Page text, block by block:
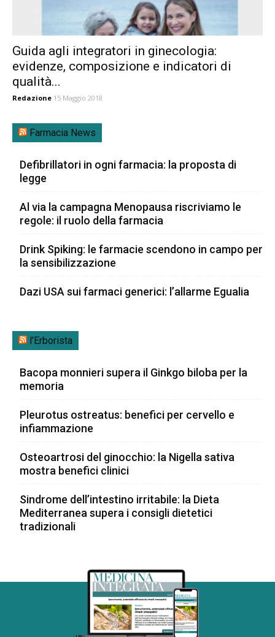
Guida agli integratori in ginecologia:
evidenze, composizione e indicatori di
qualità...
Redazione 15 Maggio 2018
Farmacia News
Defibrillatori in ogni farmacia: la proposta di
legge
Al via la campagna Menopausa riscriviamo le
regole: il ruolo della farmacia
Drink Spiking: le farmacie scendono in campo per
la sensibilizzazione
Dazi USA sui farmaci generici: l’allarme Egualia
l’Erborista
Bacopa monnieri supera il Ginkgo biloba per la
memoria
Pleurotus ostreatus: benefici per cervello e
infiammazione
Osteoartrosi del ginocchio: la Nigella sativa
mostra benefici clinici
Sindrome dell’intestino irritabile: la Dieta
Mediterranea supera i consigli dietetici
tradizionali